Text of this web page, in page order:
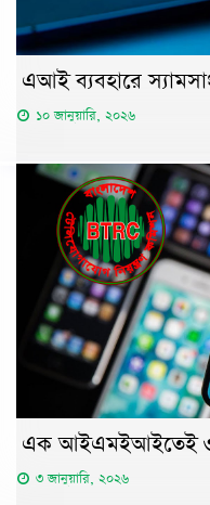
এআই ব্যবহারে
১০ জানুয়ারি, ২০২৬
এক আইএমইআইতেই ৩
৩ জানুয়ারি, ২০২৬